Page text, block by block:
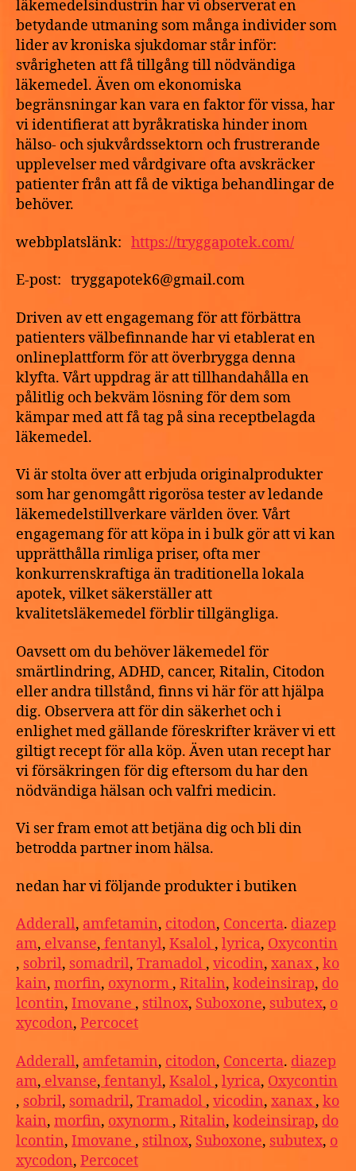
med
leverans
nästa
dag
läkemedelsindustrin har vi observerat en
betydande utmaning som många individer som
lider av kroniska sjukdomar står inför:
svårigheten att få tillgång till nödvändiga
läkemedel. Även om ekonomiska
begränsningar kan vara en faktor för vissa, har
vi identifierat att byråkratiska hinder inom
hälso- och sjukvårdssektorn och frustrerande
upplevelser med vårdgivare ofta avskräcker
patienter från att få de viktiga behandlingar de
behöver.
webbplatslänk: https://tryggapotek.com/
E-post: tryggapotek6@gmail.com
Driven av ett engagemang för att förbättra
patienters välbefinnande har vi etablerat en
onlineplattform för att överbrygga denna
klyfta. Vårt uppdrag är att tillhandahålla en
pålitlig och bekväm lösning för dem som
kämpar med att få tag på sina receptbelagda
läkemedel.
Vi är stolta över att erbjuda originalprodukter
som har genomgått rigorösa tester av ledande
läkemedelstillverkare världen över. Vårt
engagemang för att köpa in i bulk gör att vi kan
upprätthålla rimliga priser, ofta mer
konkurrenskraftiga än traditionella lokala
apotek, vilket säkerställer att
kvalitetsläkemedel förblir tillgängliga.
Oavsett om du behöver läkemedel för
smärtlindring, ADHD, cancer, Ritalin, Citodon
eller andra tillstånd, finns vi här för att hjälpa
dig. Observera att för din säkerhet och i
enlighet med gällande föreskrifter kräver vi ett
giltigt recept för alla köp. Även utan recept har
vi försäkringen för dig eftersom du har den
nödvändiga hälsan och valfri medicin.
Vi ser fram emot att betjäna dig och bli din
betrodda partner inom hälsa.
nedan har vi följande produkter i butiken
Adderall, amfetamin, citodon, Concerta. diazep
am, elvanse, fentanyl, Ksalol , lyrica, Oxycontin
, sobril, somadril, Tramadol , vicodin, xanax, ko
kain, morfin, oxynorm , Ritalin, kodeinsirap, do
lcontin, Imovane , stilnox, Suboxone, subutex, o
xycodon, Percocet
Adderall, amfetamin, citodon, Concerta. diazep
am, elvanse, fentanyl, Ksalol , lyrica, Oxycontin
, sobril, somadril, Tramadol , vicodin, xanax, ko
kain, morfin, oxynorm , Ritalin, kodeinsirap, do
lcontin, Imovane , stilnox, Suboxone, subutex, o
xycodon, Percocet